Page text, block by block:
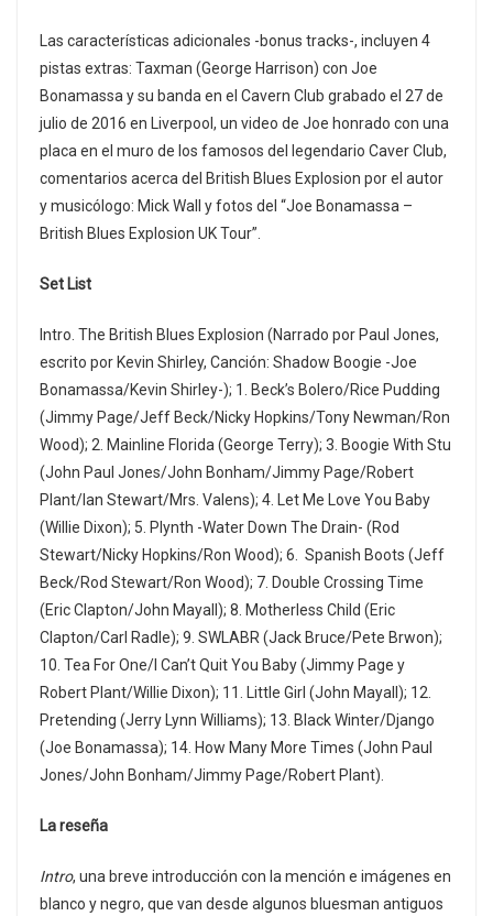
Las características adicionales -bonus tracks-, incluyen 4
pistas extras: Taxman (George Harrison) con Joe
Bonamassa y su banda en el Cavern Club grabado el 27 de
julio de 2016 en Liverpool, un video de Joe honrado con una
placa en el muro de los famosos del legendario Caver Club,
comentarios acerca del British Blues Explosion por el autor
y musicólogo: Mick Wall y fotos del “Joe Bonamassa –
British Blues Explosion UK Tour”.
Set List
Intro. The British Blues Explosion (Narrado por Paul Jones,
escrito por Kevin Shirley, Canción: Shadow Boogie -Joe
Bonamassa/Kevin Shirley-); 1. Beck’s Bolero/Rice Pudding
(Jimmy Page/Jeff Beck/Nicky Hopkins/Tony Newman/Ron
Wood); 2. Mainline Florida (George Terry); 3. Boogie With Stu
(John Paul Jones/John Bonham/Jimmy Page/Robert
Plant/Ian Stewart/Mrs. Valens); 4. Let Me Love You Baby
(Willie Dixon); 5. Plynth -Water Down The Drain- (Rod
Stewart/Nicky Hopkins/Ron Wood); 6. Spanish Boots (Jeff
Beck/Rod Stewart/Ron Wood); 7. Double Crossing Time
(Eric Clapton/John Mayall); 8. Motherless Child (Eric
Clapton/Carl Radle); 9. SWLABR (Jack Bruce/Pete Brwon);
10. Tea For One/I Can’t Quit You Baby (Jimmy Page y
Robert Plant/Willie Dixon); 11. Little Girl (John Mayall); 12.
Pretending (Jerry Lynn Williams); 13. Black Winter/Django
(Joe Bonamassa); 14. How Many More Times (John Paul
Jones/John Bonham/Jimmy Page/Robert Plant).
La reseña
Intro, una breve introducción con la mención e imágenes en
blanco y negro, que van desde algunos bluesman antiguos